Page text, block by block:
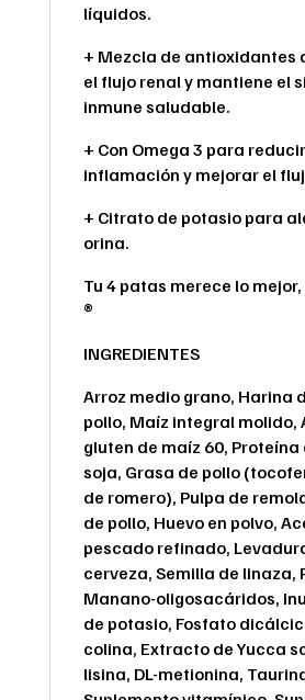
líquidos.
+ Mezcla de antioxidantes
el flujo renal y mantiene el
inmune saludable.
+ Con Omega 3 para
inflamación y mejorar el
+ Citrato de potasio para
orina.
Tu 4 patas merece lo
®
INGREDIENTES
Arroz medio grano, Harina
pollo, Maíz integral molido,
gluten de maíz 60,
soja, Grasa de pollo
de romero), Pulpa de
de pollo, Huevo en polvo,
pescado refinado,
cerveza, Semilla de linaza,
Manano-oligosacáridos,
de potasio, Fosfato
colina, Extracto de Yucca
lisina, DL-metionina,